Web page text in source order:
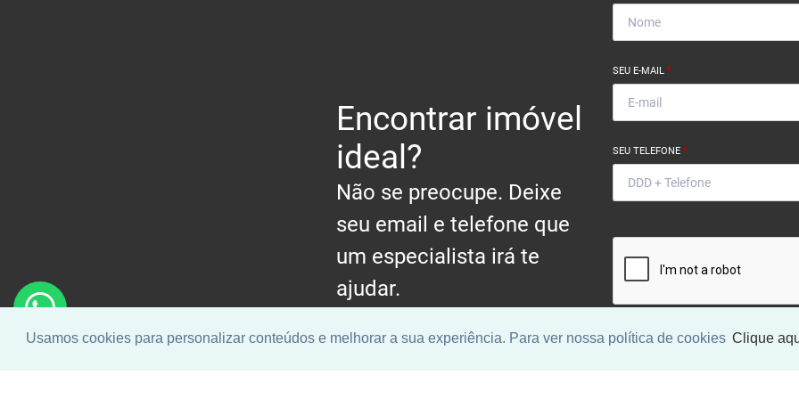
Usamos cookies para personalizar conteúdos e melhorar a sua experiência. Para ver nossa política de cookies Clique
Encontrar imóvel
ideal?
Não se preocupe. Deixe
seu email e telefone que
um especialista irá te
ajudar.
SEU E-MAIL *
SEU TELEFONE *